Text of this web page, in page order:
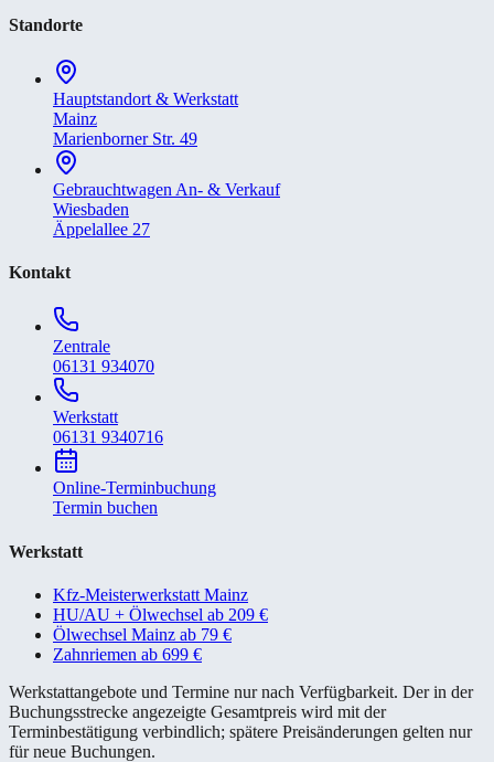
Standorte
Hauptstandort & Werkstatt
Mainz
Marienborner Str. 49
Gebrauchtwagen An- & Verkauf
Wiesbaden
Äppelallee 27
Kontakt
Zentrale
06131 934070
Werkstatt
06131 9340716
Online-Terminbuchung
Termin buchen
Werkstatt
Kfz-Meisterwerkstatt Mainz
HU/AU + Ölwechsel ab 209 €
Ölwechsel Mainz ab 79 €
Zahnriemen ab 699 €
Werkstattangebote und Termine nur nach Verfügbarkeit. Der in der
Buchungsstrecke angezeigte Gesamtpreis wird mit der
Terminbestätigung verbindlich; spätere Preisänderungen gelten nur
für neue Buchungen.